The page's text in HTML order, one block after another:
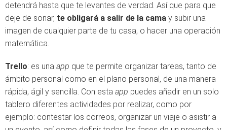
detendrá hasta que te levantes de verdad. Así que para que
deje de sonar, te obligará a salir de la cama y subir una
imagen de cualquier parte de tu casa, o hacer una operación
matemática.
Trello: es una app que te permite organizar tareas, tanto de
ámbito personal como en el plano personal, de una manera
rápida, ágil y sencilla. Con esta app puedes añadir en un solo
tablero diferentes actividades por realizar, como por
ejemplo: contestar los correos, organizar un viaje o asistir a